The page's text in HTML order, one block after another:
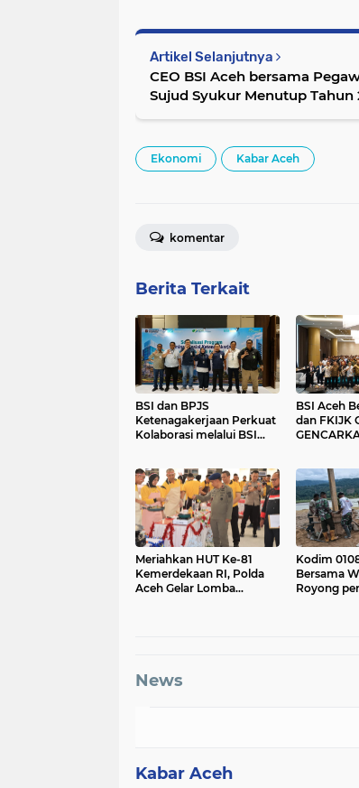
Artikel Selanjutnya
CEO BSI Aceh bersama
Sujud Syukur Menutup Tahun
Ekonomi Kabar Aceh
komentar
Berita Terkait
BSI dan BPJS
Ketenagakerjaan Perkuat
Kolaborasi melalui BSI
Aceh
BSI Aceh
dan FKIJK
Meriahkan HUT Ke-81
Kemerdekaan RI, Polda
Aceh Gelar Lomba
Kodim
Bersama
Royong
News
Kabar Aceh